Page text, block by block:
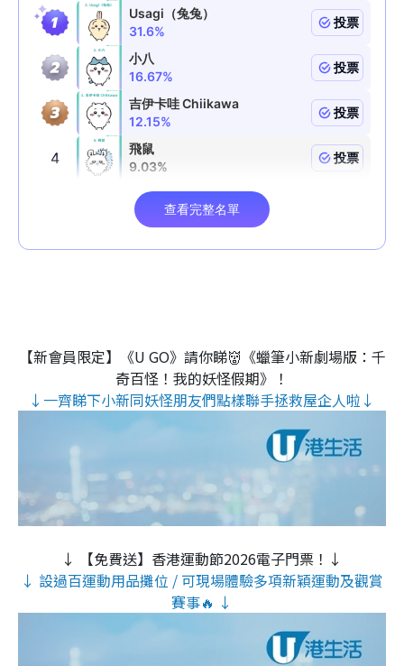
【新會員限定】《U GO》請你睇👹《蠟筆小新劇場版：千
奇百怪！我的妖怪假期》！
↓一齊睇下小新同妖怪朋友們點樣聯手拯救屋企人啦↓
↓ 【免費送】香港運動節2026電子門票！↓
↓ 設過百運動用品攤位 / 可現場體驗多項新穎運動及觀賞
賽事🔥 ↓